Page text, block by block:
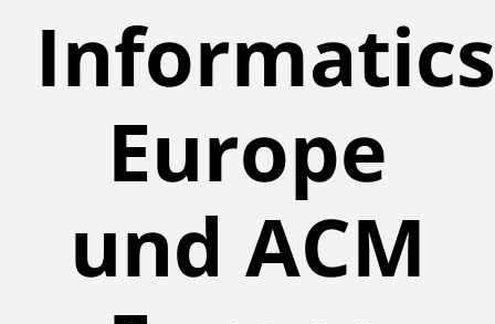
Informatics
Europe
und ACM